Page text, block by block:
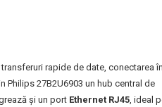
transferuri rapide de date, conectarea
Philips 27B2U6903 un hub central de
și un port Ethernet RJ45 , ideal